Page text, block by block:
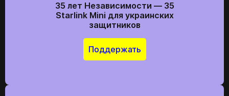
35 лет Независимости — 35
Starlink Mini для украинских
защитников
Поддержать